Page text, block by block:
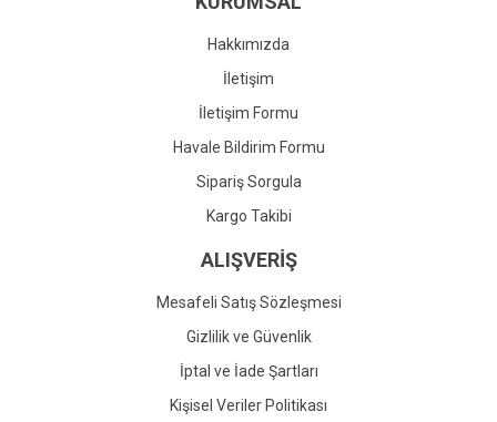
Gönder
Hakkımızda
İletişim
İletişim Formu
Havale Bildirim Formu
Sipariş Sorgula
Kargo Takibi
ALIŞVERİŞ
Mesafeli Satış Sözleşmesi
Gizlilik ve Güvenlik
İptal ve İade Şartları
Kişisel Veriler Politikası